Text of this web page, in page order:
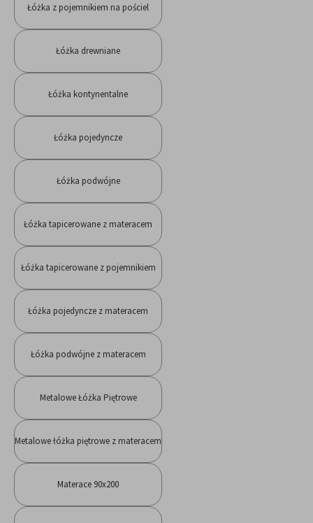
Łóżka z pojemnikiem na pościel
Łóżka drewniane
Łóżka kontynentalne
Łóżka pojedyncze
Łóżka podwójne
Łóżka tapicerowane z materacem
Łóżka tapicerowane z pojemnikiem
Łóżka pojedyncze z materacem
Łóżka podwójne z materacem
Metalowe Łóżka Piętrowe
Metalowe łóżka piętrowe z materacem
Materace 90x200